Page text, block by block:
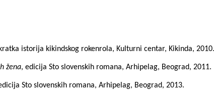
istorija kikindskog rokenrola, Kulturni centar, Kikinda, 2010.
žena, edicija Sto slovenskih romana, Arhipelag, Beograd, 2011.
Sto slovenskih romana, Arhipelag, Beograd, 2013.